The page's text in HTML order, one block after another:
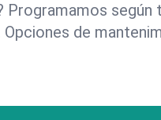
Programamos
Opciones de